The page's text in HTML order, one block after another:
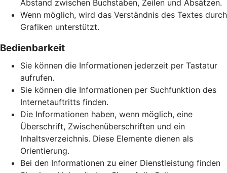
Abstand zwischen Buchstaben, Zeilen und Absätzen.
Wenn möglich, wird das Verständnis des Textes durch
Grafiken unterstützt.
Bedienbarkeit
Sie können die Informationen jederzeit per Tastatur
aufrufen.
Sie können die Informationen per Suchfunktion des
Internetauftritts finden.
Die Informationen haben, wenn möglich, eine
Überschrift, Zwischenüberschriften und ein
Inhaltsverzeichnis. Diese Elemente dienen als
Orientierung.
Bei den Informationen zu einer Dienstleistung finden